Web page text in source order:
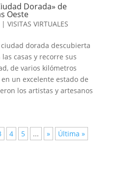
Dorada» de
Oeste
| VISITAS VIRTUALES
dorada descubierta
casas y recorre sus
de varios kilómetros
un excelente estado de
los artistas y artesanos
4 5 ... »
Última »